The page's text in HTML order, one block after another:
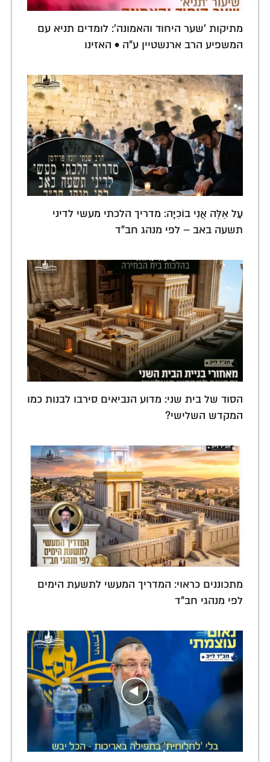
מתיקות 'שער היחוד והאמונה': לומדים תניא עם
המשפיע הרב ארנשטיין ע"ה • האזינו
עַל אֵלֶּה אֲנִי בוֹכִיָּה: מדריך הלכתי מעשי לדיני
תשעה באב – לפי מנהג חב"ד
הסוד של בית שני: מדוע הנביאים סירבו לבנות כמו
המקדש השלישי?
מתכוננים כראוי: המדריך המעשי לתשעת הימים
לפי מנהגי חב"ד